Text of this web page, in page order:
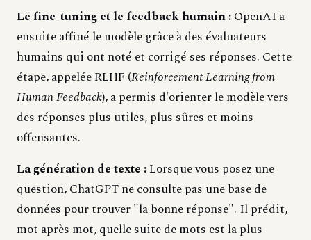
Le fine-tuning et le feedback humain :OpenAI a
ensuite affiné le modèle grâce à des évaluateurs
humains qui ont noté et corrigé ses réponses. Cette
étape, appelée RLHF (Reinforcement Learning from
Human Feedback), a permis d'orienter le modèle vers
des réponses plus utiles, plus sûres et moins
offensantes.
La génération de texte :Lorsque vous posez une
question, ChatGPT ne consulte pas une base de
données pour trouver "la bonne réponse". Il prédit,
mot après mot, quelle suite de mots est la plus